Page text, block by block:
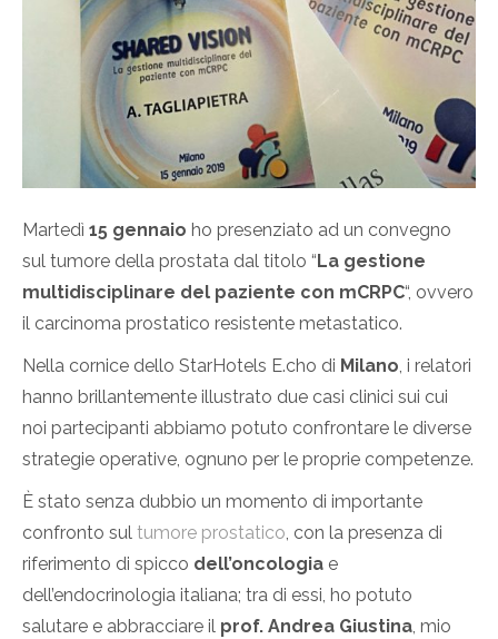
Martedì 15 gennaio ho presenziato ad un convegno
sul tumore della prostata dal titolo “ La gestione
multidisciplinare del paziente con mCRPC“, ovvero
il carcinoma prostatico resistente metastatico.
Nella cornice dello StarHotels E.cho di Milano, i relatori
hanno brillantemente illustrato due casi clinici sui cui
noi partecipanti abbiamo potuto confrontare le diverse
strategie operative, ognuno per le proprie competenze.
È stato senza dubbio un momento di importante
confronto sul tumore prostatico, con la presenza di
riferimento di spicco dell’oncologia e
dell’endocrinologia italiana; tra di essi, ho potuto
salutare e abbracciare il prof. Andrea Giustina, mio